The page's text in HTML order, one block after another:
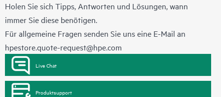
Holen Sie sich Tipps, Antworten und Lösungen, wann
immer Sie diese benötigen.
Für allgemeine Fragen senden Sie uns eine E-Mail an
hpestore.quote-request@hpe.com
Live Chat
Produktsupport